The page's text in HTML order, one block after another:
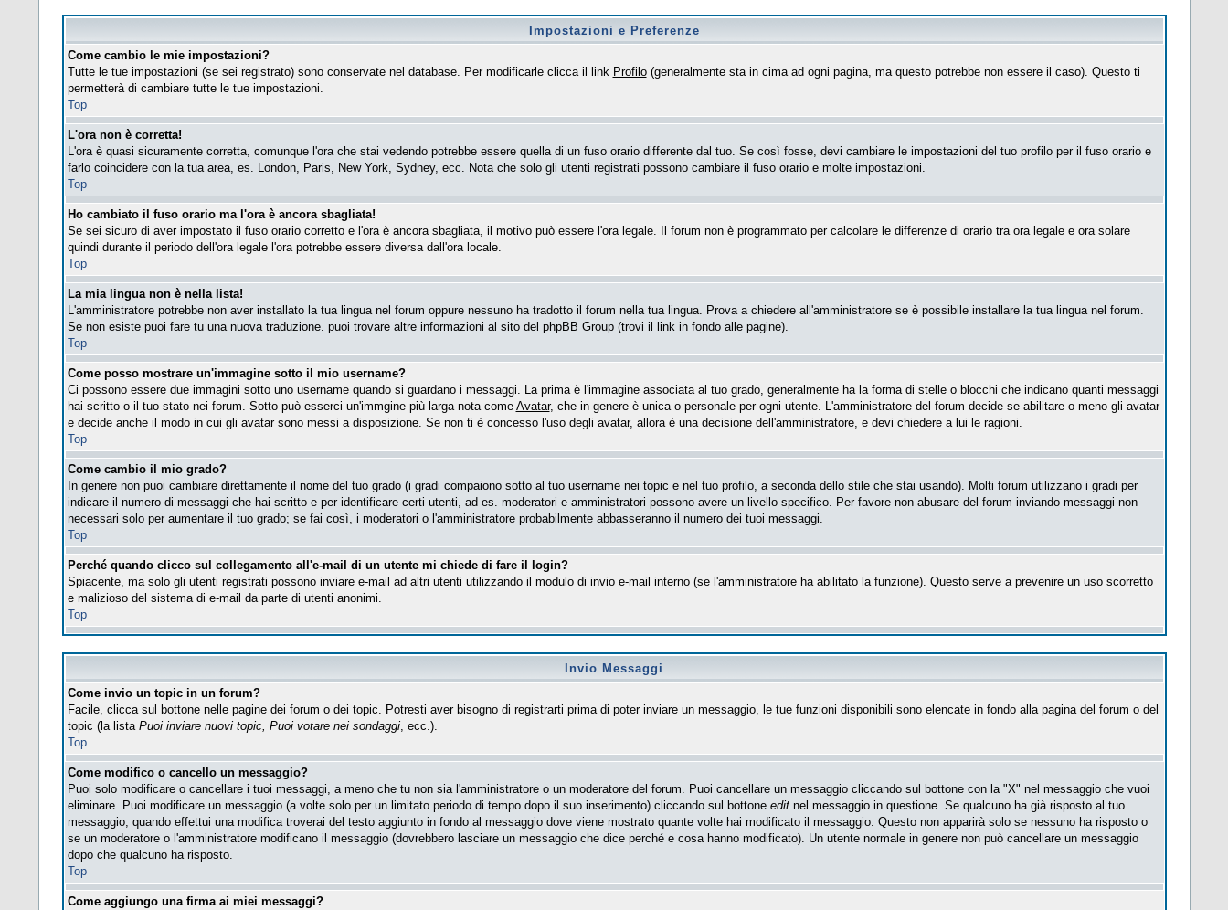
Impostazioni e Preferenze
Come cambio le mie impostazioni?
Tutte le tue impostazioni (se sei registrato) sono conservate nel database. Per modificarle clicca il link Profilo(generalmente sta in cima ad ogni pagina, ma questo potrebbe non essere il caso). Questo ti
permetterà di cambiare tutte le tue impostazioni.
Top
L'ora non è corretta!
L'ora è quasi sicuramente corretta, comunque l'ora che stai vedendo potrebbe essere quella di un fuso orario differente dal tuo. Se così fosse, devi cambiare le impostazioni del tuo profilo per il fuso orario e
farlo coincidere con la tua area, es. London, Paris, New York, Sydney, ecc. Nota che solo gli utenti registrati possono cambiare il fuso orario e molte impostazioni.
Top
Ho cambiato il fuso orario ma l'ora è ancora sbagliata!
Se sei sicuro di aver impostato il fuso orario corretto e l'ora è ancora sbagliata, il motivo può essere l'ora legale. Il forum non è programmato per calcolare le differenze di orario tra ora legale e ora solare
quindi durante il periodo dell'ora legale l'ora potrebbe essere diversa dall'ora locale.
Top
La mia lingua non è nella lista!
L'amministratore potrebbe non aver installato la tua lingua nel forum oppure nessuno ha tradotto il forum nella tua lingua. Prova a chiedere all'amministratore se è possibile installare la tua lingua nel forum.
Se non esiste puoi fare tu una nuova traduzione. puoi trovare altre informazioni al sito del phpBB Group (trovi il link in fondo alle pagine).
Top
Come posso mostrare un'immagine sotto il mio username?
Ci possono essere due immagini sotto uno username quando si guardano i messaggi. La prima è l'immagine associata al tuo grado, generalmente ha la forma di stelle o blocchi che indicano quanti messaggi
hai scritto o il tuo stato nei forum. Sotto può esserci un'immgine più larga nota come Avatar, che in genere è unica o personale per ogni utente. L'amministratore del forum decide se abilitare o meno gli avatar
e decide anche il modo in cui gli avatar sono messi a disposizione. Se non ti è concesso l'uso degli avatar, allora è una decisione dell'amministratore, e devi chiedere a lui le ragioni.
Top
Come cambio il mio grado?
In genere non puoi cambiare direttamente il nome del tuo grado (i gradi compaiono sotto al tuo username nei topic e nel tuo profilo, a seconda dello stile che stai usando). Molti forum utilizzano i gradi per
indicare il numero di messaggi che hai scritto e per identificare certi utenti, ad es. moderatori e amministratori possono avere un livello specifico. Per favore non abusare del forum inviando messaggi non
necessari solo per aumentare il tuo grado; se fai così, i moderatori o l'amministratore probabilmente abbasseranno il numero dei tuoi messaggi.
Top
Perché quando clicco sul collegamento all'e-mail di un utente mi chiede di fare il login?
Spiacente, ma solo gli utenti registrati possono inviare e-mail ad altri utenti utilizzando il modulo di invio e-mail interno (se l'amministratore ha abilitato la funzione). Questo serve a prevenire un uso scorretto
e malizioso del sistema di e-mail da parte di utenti anonimi.
Top
Invio Messaggi
Come invio un topic in un forum?
Facile, clicca sul bottone nelle pagine dei forum o dei topic. Potresti aver bisogno di registrarti prima di poter inviare un messaggio, le tue funzioni disponibili sono elencate in fondo alla pagina del forum o del
topic (la lista Puoi inviare nuovi topic, Puoi votare nei sondaggi, ecc.).
Top
Come modifico o cancello un messaggio?
Puoi solo modificare o cancellare i tuoi messaggi, a meno che tu non sia l'amministratore o un moderatore del forum. Puoi cancellare un messaggio cliccando sul bottone con la "X" nel messaggio che vuoi
eliminare. Puoi modificare un messaggio (a volte solo per un limitato periodo di tempo dopo il suo inserimento) cliccando sul bottone editnel messaggio in questione. Se qualcuno ha già risposto al tuo
messaggio, quando effettui una modifica troverai del testo aggiunto in fondo al messaggio dove viene mostrato quante volte hai modificato il messaggio. Questo non apparirà solo se nessuno ha risposto o
se un moderatore o l'amministratore modificano il messaggio (dovrebbero lasciare un messaggio che dice perché e cosa hanno modificato). Un utente normale in genere non può cancellare un messaggio
dopo che qualcuno ha risposto.
Top
Come aggiungo una firma ai miei messaggi?